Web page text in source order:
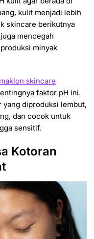
kulit menjadi lebih
skincare berikutnya
mencegah
minyak
maklon skincare
faktor pH ini.
yang diproduksi lembut,
dan cocok untuk
sensitif.
Kotoran